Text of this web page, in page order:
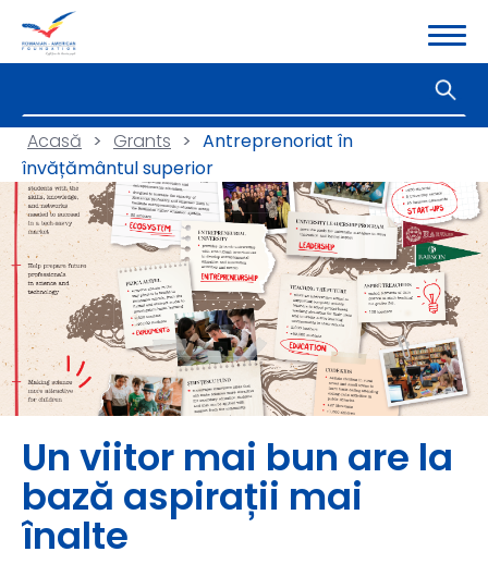
Acasă > Grants > Antreprenoriat în
învățământul superior
Un viitor mai bun are la
bază aspirații mai
înalte